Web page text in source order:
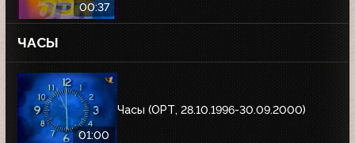
00:37
ЧАСЫ
01:00
Часы (ОРТ, 28.10.1996-30.09.2000)